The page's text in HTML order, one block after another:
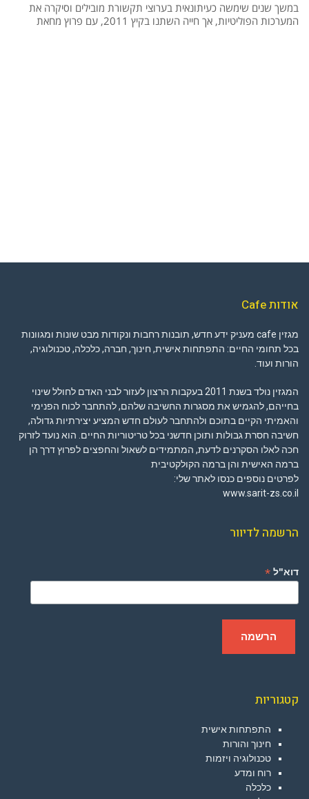
במשך שנים שימשה כעיתונאית בערוצי תקשורת מובילים וסיקרה את
המערכות הפוליטיות, אך חייה השתנו בקיץ 2011, עם פרוץ מחאת
אודות Cafe
מגזין cafe מעניק ידע חדש, תובנות רחבות ונקודות מבט שונות ומגוונות
בכל תחומי החיים: התפתחות אישית, חינוך, חברה, כלכלה, טכנולוגיה,
הורות ועוד.
המגזין נולד בשנת 2011 בעקבות הרצון לעזור לבני האדם לחולל שינוי
בחייהם, להגמיש את מסגרות החשיבה שלהם, להתחבר לכוח הפנימי
והאמיתי הקיים בתוכם ולהתחבר לעולם חדש המציע יצירתיות גדולה,
חשיבה חסרת גבולות ותוכן חדשני בכל טריטוריות החיים. הוא נועד לזרוק
חכה לאלו הסקרנים לדעת, המתמידים לשאול והחפצים לפרוץ דרך הן
ברמה האישית והן ברמה הקולקטיבית
לפרטים נוספים כנסו לאתר שלי:
www.sarit-zs.co.il
הרשמה לדיוור
דוא"ל *
קטגוריות
התפתחות אישית
חינוך והורות
טכנולוגיה ויזמות
רוח ומדע
כלכלה